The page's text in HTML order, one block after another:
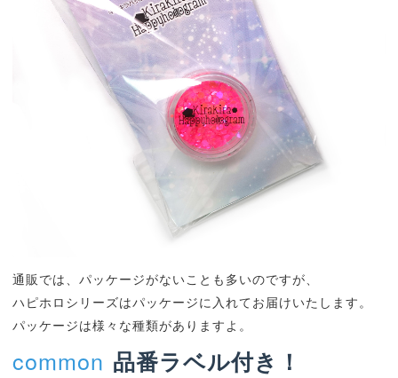
通販では、パッケージがないことも多いのですが、
ハピホロシリーズはパッケージに入れてお届けいたします。
パッケージは様々な種類がありますよ。
common 品番ラベル付き！